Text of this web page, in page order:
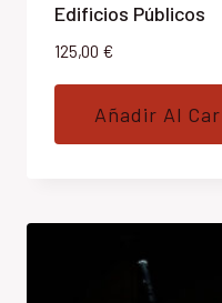
Edificios Públicos
125,00 €
Añadir Al